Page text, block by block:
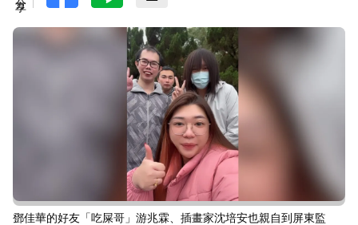
鄧佳華的好友「吃屎哥」游兆霖、插畫家沈培安也親自到屏東監